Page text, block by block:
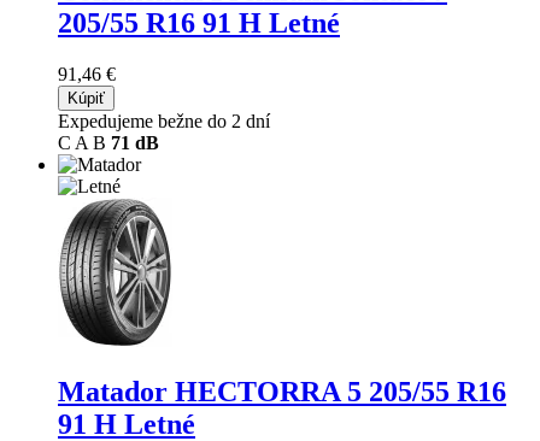
205/55 R16 91 H Letné
91,46 €
Kúpiť
Expedujeme bežne do 2 dní
C A B 71 dB
Matador HECTORRA 5 205/55 R16
91 H Letné